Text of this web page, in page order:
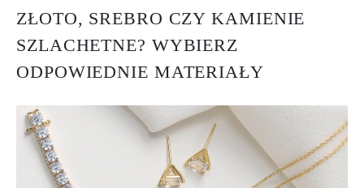
ZŁOTO, SREBRO CZY KAMIENIE
SZLACHETNE? WYBIERZ
ODPOWIEDNIE MATERIAŁY